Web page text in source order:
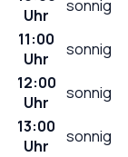
Uhr
sonnig
11:00
Uhr
sonnig
12:00
Uhr
sonnig
13:00
Uhr
sonnig